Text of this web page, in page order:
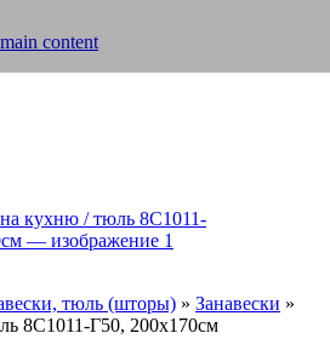
content
тюль (шторы) » Занавески »
8С1011-Г50, 200х170см